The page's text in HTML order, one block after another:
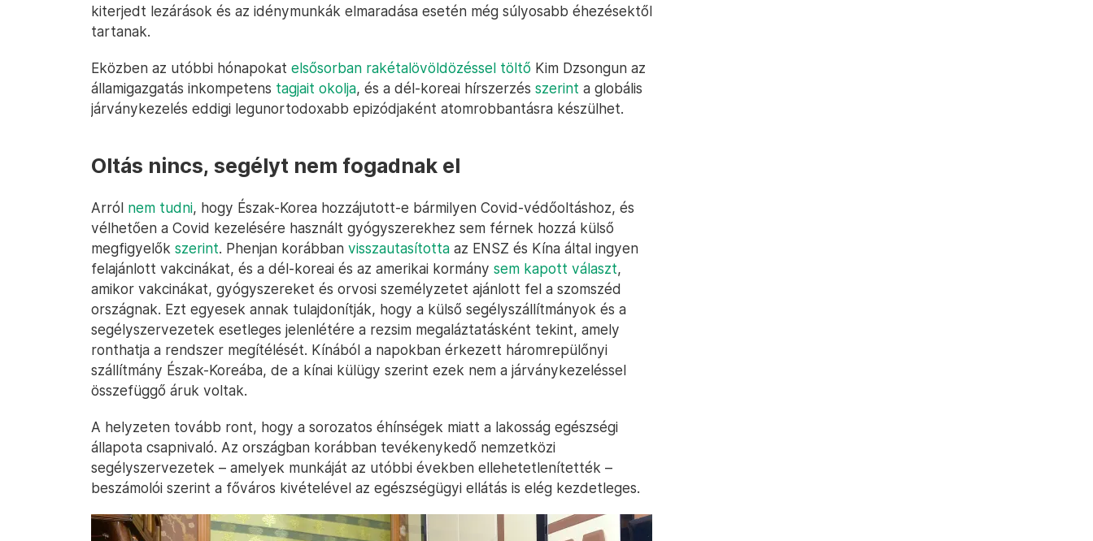
kiterjedt lezárások és az idénymunkák elmaradása esetén még súlyosabb éhezésektől
tartanak.
Eközben az utóbbi hónapokat elsősorban rakétalövöldözéssel töltő Kim Dzsongun az
államigazgatás inkompetens tagjait okolja, és a dél-koreai hírszerzés szerint a globális
járványkezelés eddigi legunortodoxabb epizódjaként atomrobbantásra készülhet.
Oltás nincs, segélyt nem fogadnak el
Arról nem tudni, hogy Észak-Korea hozzájutott-e bármilyen Covid-védőoltáshoz, és
vélhetően a Covid kezelésére használt gyógyszerekhez sem férnek hozzá külső
megfigyelők szerint. Phenjan korábban visszautasította az ENSZ és Kína által ingyen
felajánlott vakcinákat, és a dél-koreai és az amerikai kormány sem kapott választ,
amikor vakcinákat, gyógyszereket és orvosi személyzetet ajánlott fel a szomszéd
országnak. Ezt egyesek annak tulajdonítják, hogy a külső segélyszállítmányok és a
segélyszervezetek esetleges jelenlétére a rezsim megaláztatásként tekint, amely
ronthatja a rendszer megítélését. Kínából a napokban érkezett háromrepülőnyi
szállítmány Észak-Koreába, de a kínai külügy szerint ezek nem a járványkezeléssel
összefüggő áruk voltak.
A helyzeten tovább ront, hogy a sorozatos éhínségek miatt a lakosság egészségi
állapota csapnivaló. Az országban korábban tevékenykedő nemzetközi
segélyszervezetek – amelyek munkáját az utóbbi években ellehetetlenítették –
beszámolói szerint a főváros kivételével az egészségügyi ellátás is elég kezdetleges.